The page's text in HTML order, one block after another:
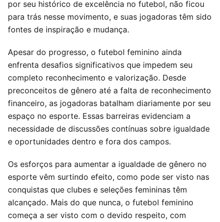
por seu histórico de excelência no futebol, não ficou
para trás nesse movimento, e suas jogadoras têm sido
fontes de inspiração e mudança.
Apesar do progresso, o futebol feminino ainda
enfrenta desafios significativos que impedem seu
completo reconhecimento e valorização. Desde
preconceitos de gênero até a falta de reconhecimento
financeiro, as jogadoras batalham diariamente por seu
espaço no esporte. Essas barreiras evidenciam a
necessidade de discussões contínuas sobre igualdade
e oportunidades dentro e fora dos campos.
Os esforços para aumentar a igualdade de gênero no
esporte vêm surtindo efeito, como pode ser visto nas
conquistas que clubes e seleções femininas têm
alcançado. Mais do que nunca, o futebol feminino
começa a ser visto com o devido respeito, com